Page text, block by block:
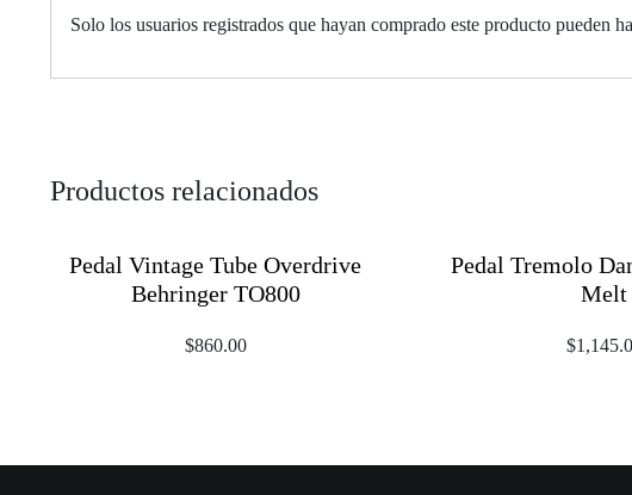
Solo los usuarios registrados que hayan comprado este producto pueden
Productos relacionados
Pedal Vintage Tube Overdrive
Behringer TO800
$860.00
Pedal Tremolo
Melt
$